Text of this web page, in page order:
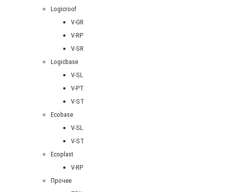
Logicroof
V-GR
V-RP
V-SR
Logicbase
V-SL
V-PT
V-ST
Ecobase
V-SL
V-ST
Ecoplast
V-RP
Прочее